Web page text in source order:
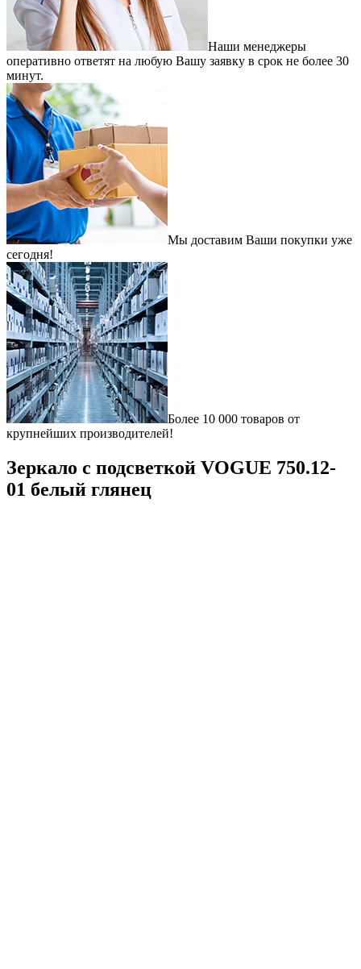
Наши менеджеры
оперативно ответят на любую Вашу заявку в срок не более 30
минут.
Мы доставим Ваши покупки уже
сегодня!
Более 10 000 товаров от
крупнейших производителей!
Зеркало с подсветкой VOGUE 750.12-
01 белый глянец